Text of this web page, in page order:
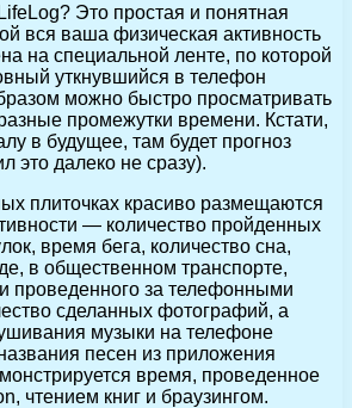
Это простая и понятная
вся ваша физическая активность
на специальной ленте, по которой
уткнувшийся в телефон
можно быстро просматривать
промежутки времени. Кстати,
в будущее, там будет прогноз
это далеко не сразу).
плиточках красиво размещаются
— количество пройденных
время бега, количество сна,
в общественном транспорте,
проведенного за телефонными
сделанных фотографий, а
музыки на телефоне
песен из приложения
время, проведенное
чтением книг и браузингом.